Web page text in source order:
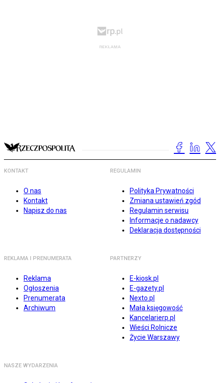
KONTAKT
O nas
Kontakt
Napisz do nas
REGULAMIN
Polityka Prywatności
Zmiana ustawień zgód
Regulamin serwisu
Informacje o nadawcy
Deklaracja dostępności
REKLAMA I PRENUMERATA
Reklama
Ogłoszenia
Prenumerata
Archiwum
PARTNERZY
E-kiosk.pl
E-gazety.pl
Nexto.pl
Mała księgowość
Kancelarierp.pl
Wieści Rolnicze
Życie Warszawy
NASZE WYDARZENIA